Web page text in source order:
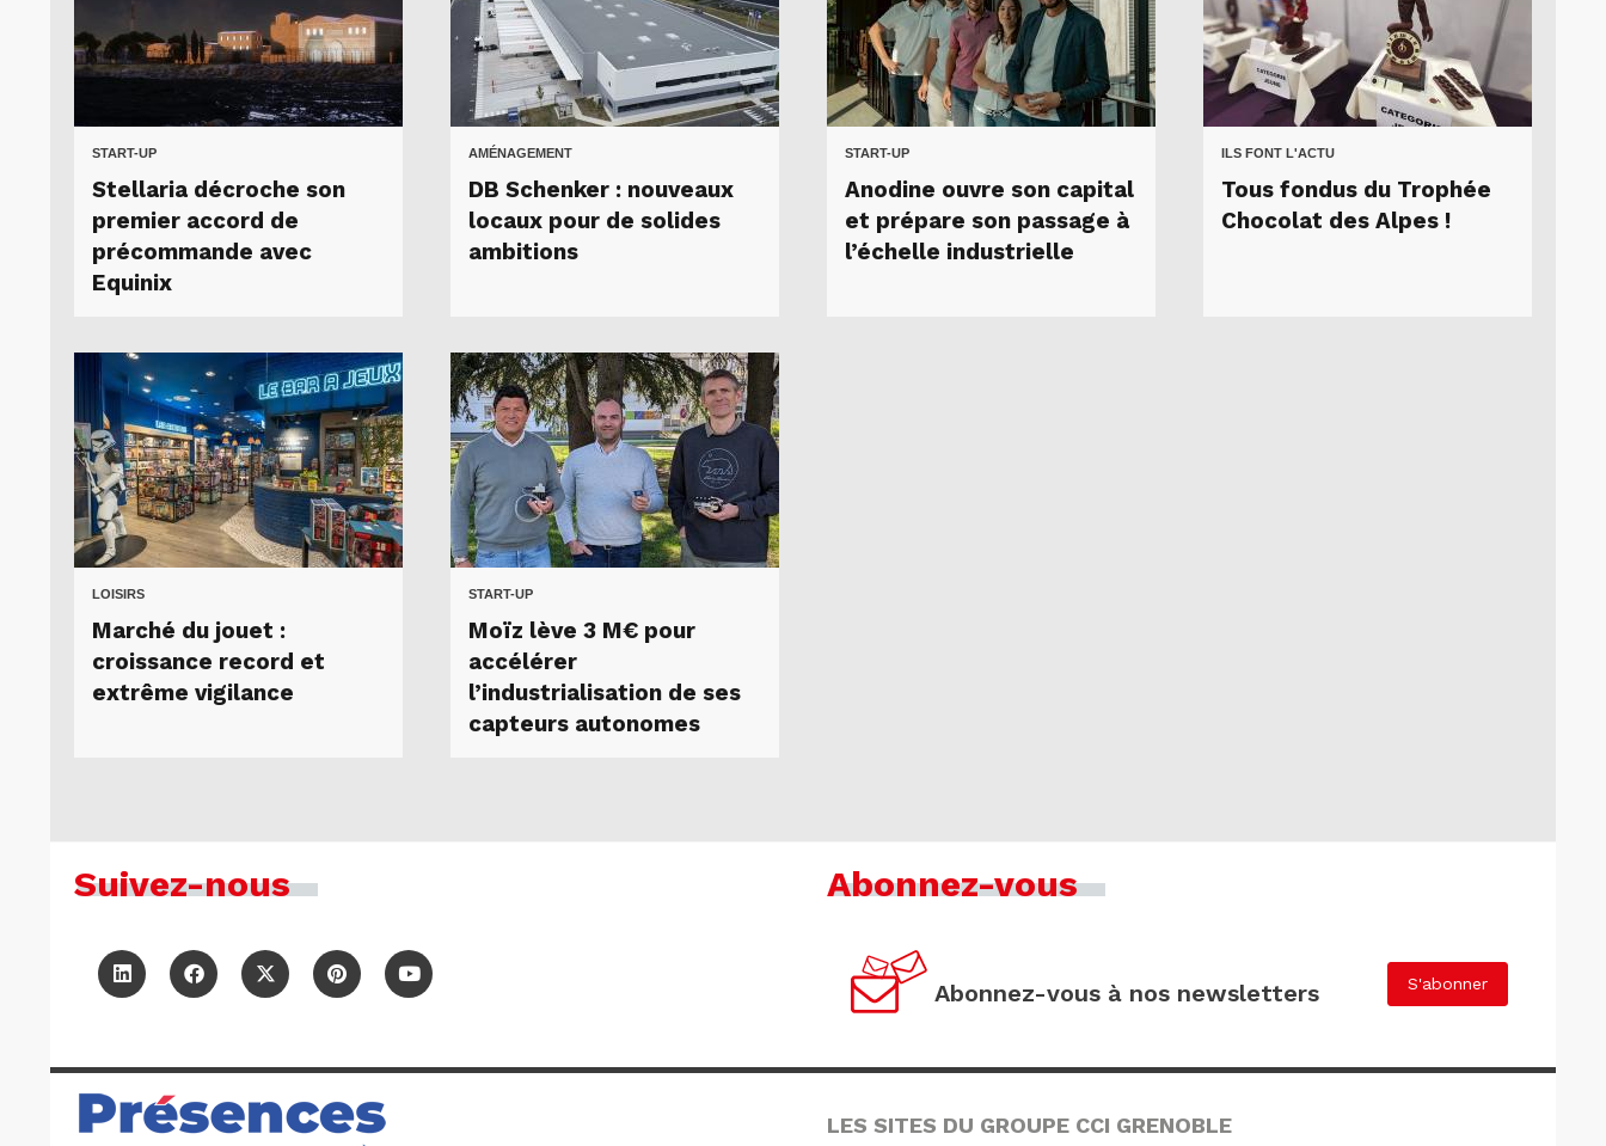
START-UP
Stellaria décroche son
premier accord de
précommande avec
Equinix
AMÉNAGEMENT
DB Schenker : nouveaux
locaux pour de solides
ambitions
START-UP
Anodine ouvre son capital
et prépare son passage à
l’échelle industrielle
ILS FONT L'ACTU
Tous fondus du Trophée
Chocolat des Alpes !
LOISIRS
Marché du jouet :
croissance record et
extrême vigilance
START-UP
Moïz lève 3 M€ pour
accélérer
l’industrialisation de ses
capteurs autonomes
Suivez-nous Abonnez-vous
Abonnez-vous à nos newsletters S'abonner
LES SITES DU GROUPE CCI GRENOBLE